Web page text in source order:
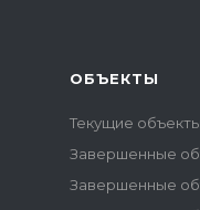
ОБЪЕКТЫ
Текущие объекты
Завершенные
Завершенные